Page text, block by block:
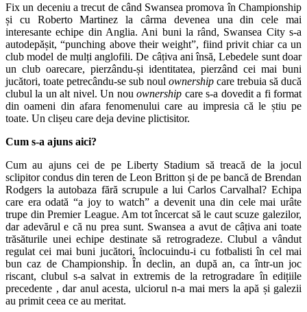
Fix un deceniu a trecut de când Swansea promova în Championship
și cu Roberto Martinez la cârma devenea una din cele mai
interesante echipe din Anglia. Ani buni la rând, Swansea City s-a
autodepășit, “punching above their weight”, fiind privit chiar ca un
club model de mulți anglofili. De câțiva ani însă, Lebedele sunt doar
un club oarecare, pierzându-și identitatea, pierzând cei mai buni
jucători, toate petrecându-se sub noul ownership care trebuia să ducă
clubul la un alt nivel. Un nouownership care s-a dovedit a fi format
din oameni din afara fenomenului care au impresia că le știu pe
toate. Un clișeu care deja devine plictisitor.
Cum s-a ajuns aici?
Cum au ajuns cei de pe Liberty Stadium să treacă de la jocul
sclipitor condus din teren de Leon Britton și de pe bancă de Brendan
Rodgers la autobaza fără scrupule a lui Carlos Carvalhal? Echipa
care era odată “a joy to watch” a devenit una din cele mai urâte
trupe din Premier League. Am tot încercat să le caut scuze galezilor,
dar adevărul e că nu prea sunt. Swansea a avut de câțiva ani toate
trăsăturile unei echipe destinate să retrogradeze. Clubul a vândut
regulat cei mai buni jucători, înclocuindu-i cu fotbalisti în cel mai
bun caz de Championship. În declin, an după an, ca într-un joc
riscant, clubul s-a salvat in extremis de la retrogradare în edițiile
precedente , dar anul acesta, ulciorul n-a mai mers la apă și galezii
au primit ceea ce au meritat.